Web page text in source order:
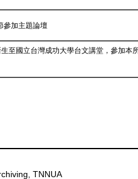
參加主題論壇
至國立台灣成功大學台文講堂，參加本
TNNUA